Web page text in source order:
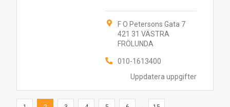
Uppdatera uppgifter
F O Petersons Gata 7
421 31 VÄSTRA
FRÖLUNDA
010-1613400